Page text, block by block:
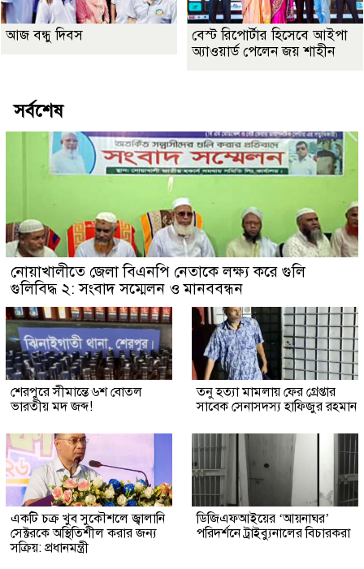
আজ বন্ধু দিবস
বেস্ট রিপোর্টার হিসেবে আইপা
অ্যাওয়ার্ড পেলেন জয় শাহীন
সর্বশেষ
নোয়াখালীতে জেলা বিএনপি নেতাকে লক্ষ্য করে গুলি
গুলিবিদ্ধ ২: সংবাদ সম্মেলন ও মানববন্ধন
শেরপুরে সীমান্তে ৬শ বোতল
ভারতীয় মদ জব্দ!
তনু হত্যা মামলায় ফের গ্রেপ্তার
সাবেক সেনাসদস্য হাফিজুর রহমান
একটি চক্র খুব সুকৌশলে জ্বালানি
সেক্টরকে অস্থিতিশীল করার জন্য
সক্রিয়: প্রধানমন্ত্রী
ডিজিএফআইয়ের ‘আয়নাঘর’
পরিদর্শনে ট্রাইব্যুনালের বিচারকরা